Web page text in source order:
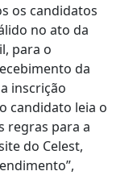
os candidatos
no ato da
para o
da
inscrição
candidato leia o
regras para a
do Celest,